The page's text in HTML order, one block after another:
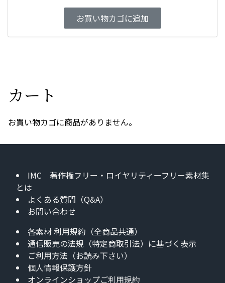
お買い物カゴに追加
カート
お買い物カゴに商品がありません。
IMC 著作権フリー・ロイヤリティーフリー素材集
とは
よくある質問（Q&A）
お問い合わせ
各素材 利用規約（全商品共通）
通信販売の法規（特定商取引法）に基づく表示
ご利用方法（お読み下さい）
個人情報保護方針
オンラインショップご利用規約